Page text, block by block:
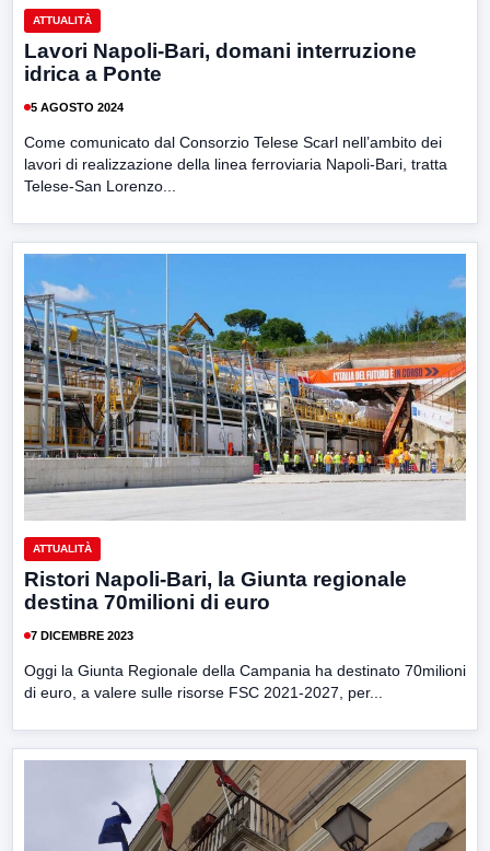
ATTUALITÀ
Lavori Napoli-Bari, domani interruzione
idrica a Ponte
5 AGOSTO 2024
Come comunicato dal Consorzio Telese Scarl nell’ambito dei
lavori di realizzazione della linea ferroviaria Napoli-Bari, tratta
Telese-San Lorenzo...
ATTUALITÀ
Ristori Napoli-Bari, la Giunta regionale
destina 70milioni di euro
7 DICEMBRE 2023
Oggi la Giunta Regionale della Campania ha destinato 70milioni
di euro, a valere sulle risorse FSC 2021-2027, per...